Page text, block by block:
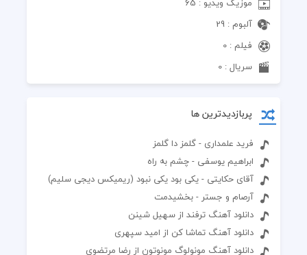
آلبوم : 29
فیلم : 0
سریال : 0
پربازدیدترین ها
فرید علمداری - گلمز دا گلمز
ابراهیم یوسفی - چشم به راه
آقای حکایتی - یکی بود یکی نبود (ریمیکس دیجی سلیم)
آرصام و جستر - بخشیدمت
دانلود آهنگ ترفند از سهیل شینن
دانلود آهنگ تماشا کن از امید سپهری
دانلود آهنگ مونولوگ مونوتون از رضا مرتضوی